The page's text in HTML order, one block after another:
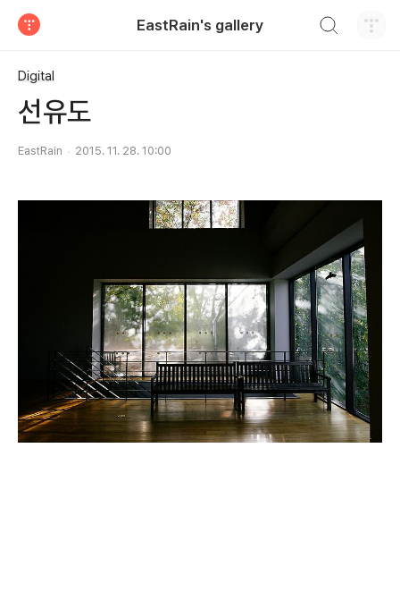
EastRain's gallery
Digital
선유도
EastRain 2015. 11. 28. 10:00